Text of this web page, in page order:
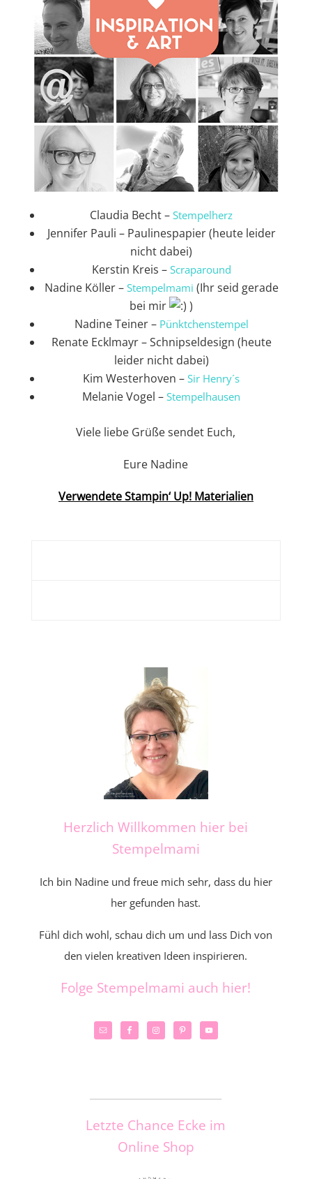
Claudia Becht –Stempelherz
Jennifer Pauli – Paulinespapier (heute leider
nicht dabei)
Kerstin Kreis – Scraparound
Nadine Köller – Stempelmami (Ihr seid gerade
bei mir
)
Nadine Teiner – Pünktchenstempel
Renate Ecklmayr – Schnipseldesign (heute
leider nicht dabei)
Kim Westerhoven –Sir Henry´s
Melanie Vogel –Stempelhausen
Viele liebe Grüße sendet Euch,
Eure Nadine
Verwendete Stampin‘ Up! Materialien
Herzlich Willkommen hier bei
Stempelmami
Ich bin Nadine und freue mich sehr, dass du hier
her gefunden hast.
Fühl dich wohl, schau dich um und lass Dich von
den vielen kreativen Ideen inspirieren.
Folge Stempelmami auch hier!
Letzte Chance Ecke im
Online Shop